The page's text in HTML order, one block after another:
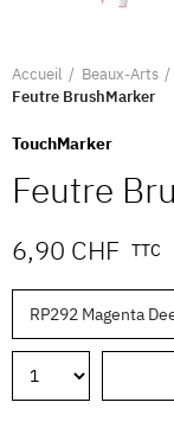
Accueil Beaux-Arts
Feutre BrushMarker
TouchMarker
Feutre
6,90 CHF TTC